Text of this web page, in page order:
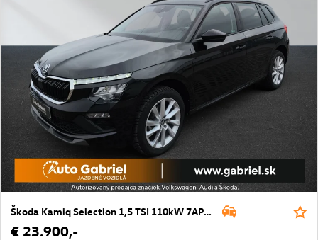
Škoda Kamiq Selection 1,5 TSI 110kW 7AP DSG
€ 23.900,-